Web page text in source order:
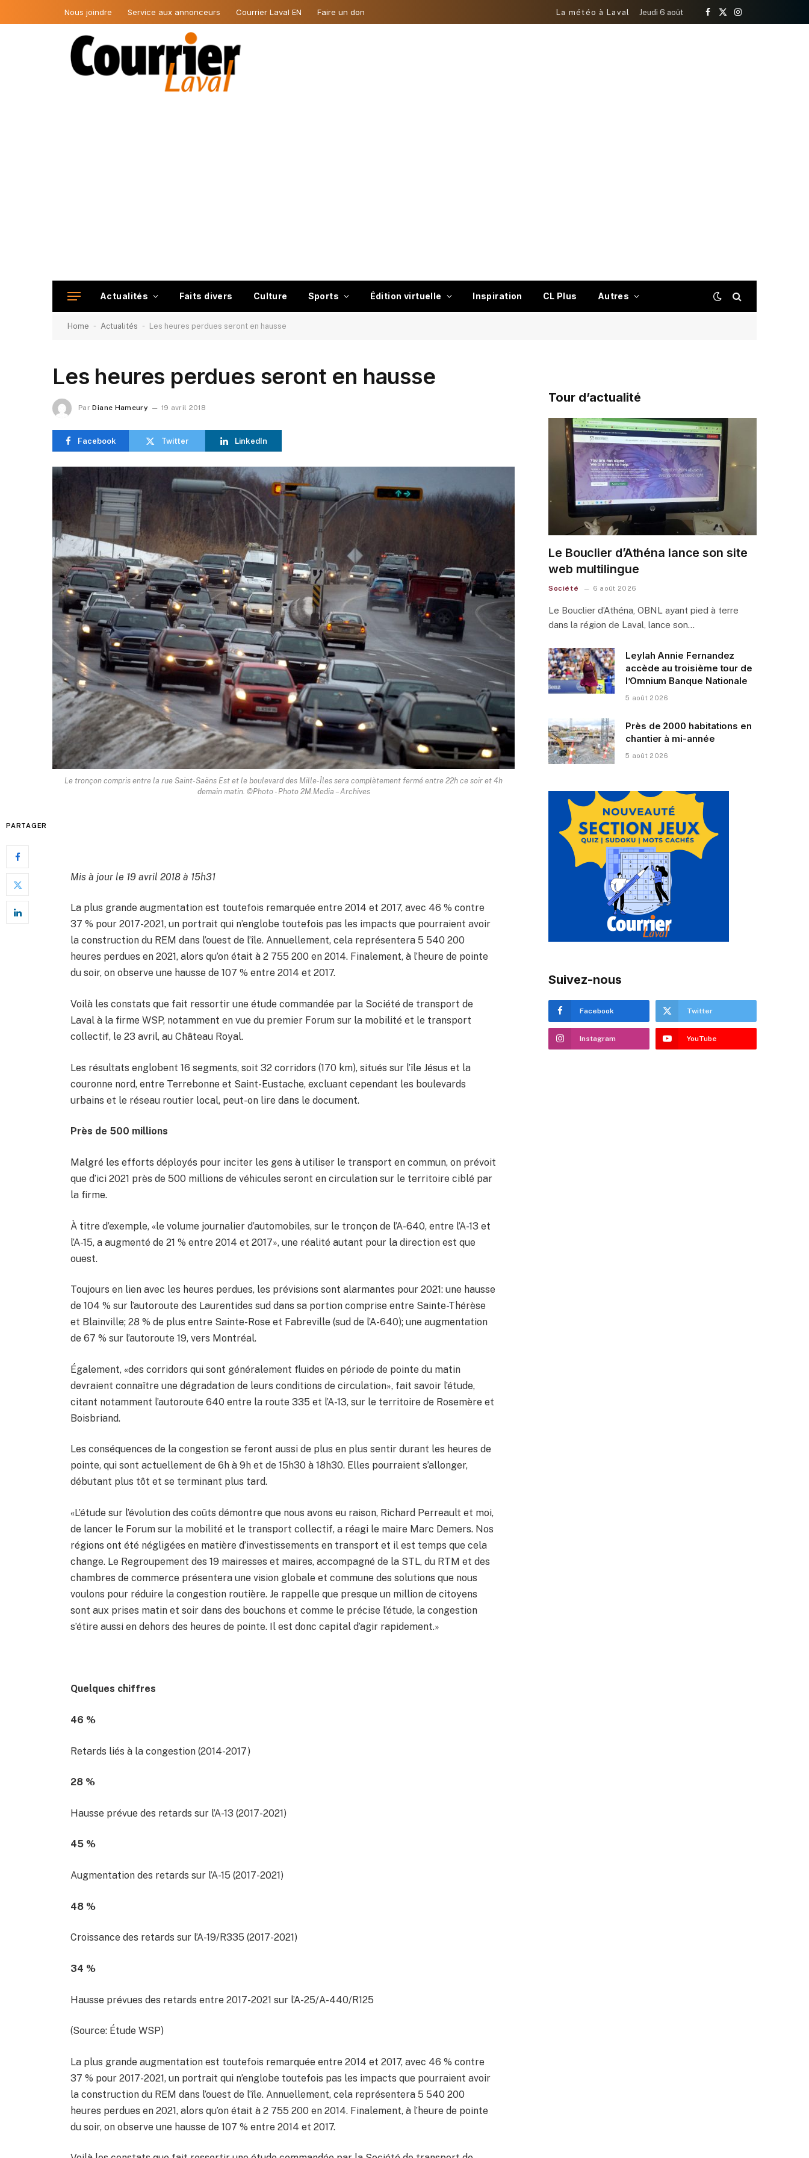
Nous joindre Service aux annonceurs Courrier Laval EN Faire un don La météo à Laval Jeudi 6 août
Facebook
X
Instagram
Actualités Faits divers Culture Sports Édition virtuelle Inspiration CL Plus Autres
Home - Actualités - Les heures perdues seront en hausse
Les heures perdues seront en hausse
Par Diane Hameury 19 avril 2018
Facebook Twitter LinkedIn
Le tronçon compris entre la rue Saint-Saëns Est et le boulevard des Mille-Îles sera complètement fermé entre 22h ce soir et 4h
demain matin. ©Photo - Photo 2M.Media – Archives
PARTAGER
Mis à jour le 19 avril 2018 à 15h31
La plus grande augmentation est toutefois remarquée entre 2014 et 2017, avec 46 % contre
37 % pour 2017-2021, un portrait qui n’englobe toutefois pas les impacts que pourraient avoir
la construction du REM dans l’ouest de l’île. Annuellement, cela représentera 5 540 200
heures perdues en 2021, alors qu’on était à 2 755 200 en 2014. Finalement, à l’heure de pointe
du soir, on observe une hausse de 107 % entre 2014 et 2017.
Voilà les constats que fait ressortir une étude commandée par la Société de transport de
Laval à la firme WSP, notamment en vue du premier Forum sur la mobilité et le transport
collectif, le 23 avril, au Château Royal.
Les résultats englobent 16 segments, soit 32 corridors (170 km), situés sur l’île Jésus et la
couronne nord, entre Terrebonne et Saint-Eustache, excluant cependant les boulevards
urbains et le réseau routier local, peut-on lire dans le document.
Près de 500 millions
Malgré les efforts déployés pour inciter les gens à utiliser le transport en commun, on prévoit
que d’ici 2021 près de 500 millions de véhicules seront en circulation sur le territoire ciblé par
la firme.
À titre d’exemple, «le volume journalier d’automobiles, sur le tronçon de l’A-640, entre l’A-13 et
l’A-15, a augmenté de 21 % entre 2014 et 2017», une réalité autant pour la direction est que
ouest.
Toujours en lien avec les heures perdues, les prévisions sont alarmantes pour 2021: une hausse
de 104 % sur l’autoroute des Laurentides sud dans sa portion comprise entre Sainte-Thérèse
et Blainville; 28 % de plus entre Sainte-Rose et Fabreville (sud de l’A-640); une augmentation
de 67 % sur l’autoroute 19, vers Montréal.
Également, «des corridors qui sont généralement fluides en période de pointe du matin
devraient connaître une dégradation de leurs conditions de circulation», fait savoir l’étude,
citant notamment l’autoroute 640 entre la route 335 et l’A-13, sur le territoire de Rosemère et
Boisbriand.
Les conséquences de la congestion se feront aussi de plus en plus sentir durant les heures de
pointe, qui sont actuellement de 6h à 9h et de 15h30 à 18h30. Elles pourraient s’allonger,
débutant plus tôt et se terminant plus tard.
«L’étude sur l’évolution des coûts démontre que nous avons eu raison, Richard Perreault et moi,
de lancer le Forum sur la mobilité et le transport collectif, a réagi le maire Marc Demers. Nos
régions ont été négligées en matière d’investissements en transport et il est temps que cela
change. Le Regroupement des 19 mairesses et maires, accompagné de la STL, du RTM et des
chambres de commerce présentera une vision globale et commune des solutions que nous
voulons pour réduire la congestion routière. Je rappelle que presque un million de citoyens
sont aux prises matin et soir dans des bouchons et comme le précise l’étude, la congestion
s’étire aussi en dehors des heures de pointe. Il est donc capital d’agir rapidement.»
Quelques chiffres
46 %
Retards liés à la congestion (2014-2017)
28 %
Hausse prévue des retards sur l’A-13 (2017-2021)
45 %
Augmentation des retards sur l’A-15 (2017-2021)
48 %
Croissance des retards sur l’A-19/R335 (2017-2021)
34 %
Hausse prévues des retards entre 2017-2021 sur l’A-25/A-440/R125
(Source: Étude WSP)
La plus grande augmentation est toutefois remarquée entre 2014 et 2017, avec 46 % contre
37 % pour 2017-2021, un portrait qui n’englobe toutefois pas les impacts que pourraient avoir
la construction du REM dans l’ouest de l’île. Annuellement, cela représentera 5 540 200
heures perdues en 2021, alors qu’on était à 2 755 200 en 2014. Finalement, à l’heure de pointe
du soir, on observe une hausse de 107 % entre 2014 et 2017.
Tour d’actualité
Le Bouclier d’Athéna lance son site
web multilingue
Société 6 août 2026
Le Bouclier d’Athéna, OBNL ayant pied à terre
dans la région de Laval, lance son…
Leylah Annie Fernandez
accède au troisième tour de
l’Omnium Banque Nationale
5 août 2026
Près de 2000 habitations en
chantier à mi-année
5 août 2026
Suivez-nous
Facebook Twitter
Instagram YouTube